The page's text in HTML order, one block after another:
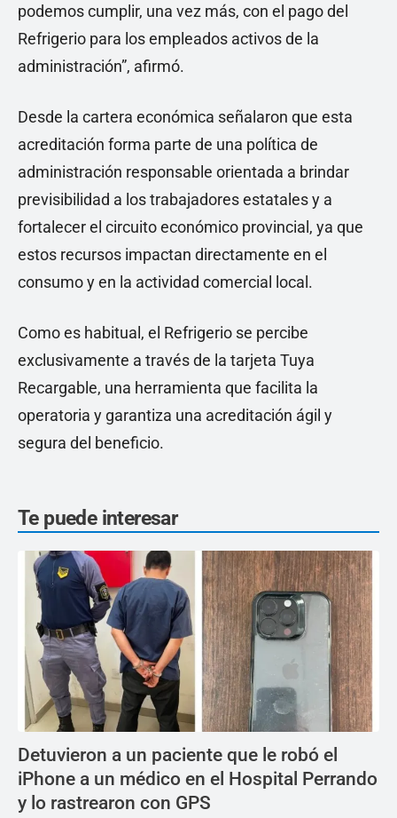
podemos cumplir, una vez más, con el pago del
Refrigerio para los empleados activos de la
administración”, afirmó.
Desde la cartera económica señalaron que esta
acreditación forma parte de una política de
administración responsable orientada a brindar
previsibilidad a los trabajadores estatales y a
fortalecer el circuito económico provincial, ya que
estos recursos impactan directamente en el
consumo y en la actividad comercial local.
Como es habitual, el Refrigerio se percibe
exclusivamente a través de la tarjeta Tuya
Recargable, una herramienta que facilita la
operatoria y garantiza una acreditación ágil y
segura del beneficio.
Te puede interesar
Detuvieron a un paciente que le robó el
iPhone a un médico en el Hospital Perrando
y lo rastrearon con GPS